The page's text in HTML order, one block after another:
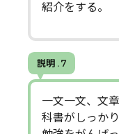
紹介をする。
説明 . 7
一文一文、文
科書がしっか